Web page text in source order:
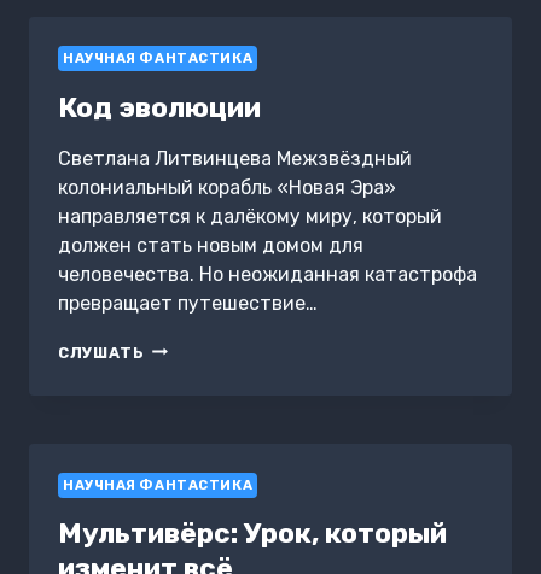
НАУЧНАЯ ФАНТАСТИКА
Код эволюции
Светлана Литвинцева Межзвёздный
колониальный корабль «Новая Эра»
направляется к далёкому миру, который
должен стать новым домом для
человечества. Но неожиданная катастрофа
превращает путешествие…
СЛУШАТЬ КОД
НАУЧНАЯ ФАНТАСТИКА
Мультивёрс: Урок, который